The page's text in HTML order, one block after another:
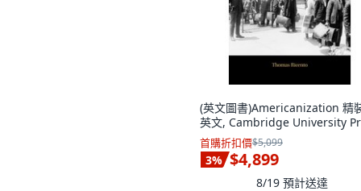
(英文圖書)Americanization 精
英文, Cambridge University
首購折扣價$5,099
3% $4,899
8/19 預計送達